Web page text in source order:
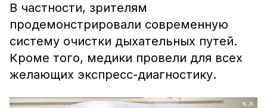
В частности, зрителям
продемонстрировали современную
систему очистки дыхательных путей.
Кроме того, медики провели для всех
желающих экспресс-диагностику.